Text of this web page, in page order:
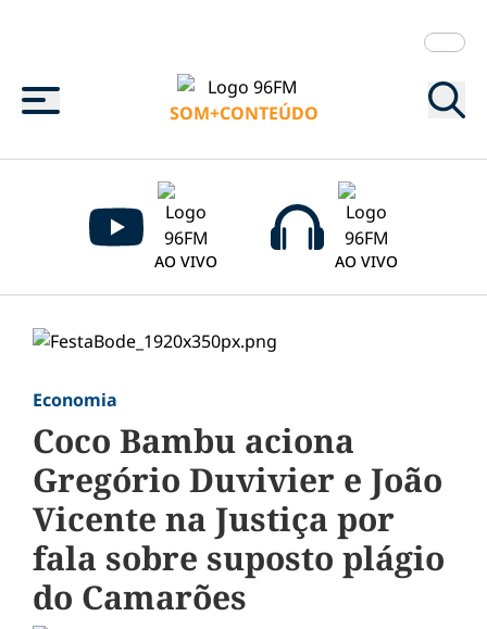
Menu
SOM+CONTEÚDO
AO VIVO AO VIVO
Economia
Coco Bambu aciona
Gregório Duvivier e João
Vicente na Justiça por
fala sobre suposto plágio
do Camarões